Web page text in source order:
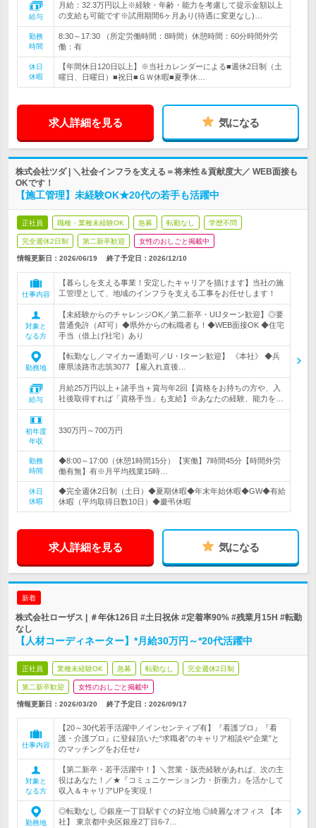
給与
月給：32.3万円以上※経験・年齢・能力を考慮して提示金額以上
の支給も可能です※試用期間6ヶ月あり(待遇に変更なし)…
勤務
時間
8:30～17:30 （所定労働時間：8時間）休憩時間：60分時間外労
働：有
休日
休暇
【年間休日120日以上】※当社カレンダーによる■週休2日制（土
曜日、日曜日）■祝日■ＧＷ休暇■夏季休…
求人詳細を見る 気になる
株式会社ツダ | ＼社会インフラを支える＝将来性＆貢献度大／ WEB面接も
OKです！
【施工管理】未経験OK★20代の若手も活躍中
正社員 職種・業種未経験OK 急募 転勤なし 学歴不問
完全週休2日制 第二新卒歓迎 女性のおしごと掲載中
情報更新日：2026/06/19 終了予定日： 2026/12/10
仕事内容
【暮らしを支える事業！安定したキャリアを描けます】当社の施
工管理として、地域のインフラを支える工事をお任せします！
対象と
なる方
【未経験からのチャレンジOK／第二新卒・UIJターン歓迎】◎要
普通免許（AT可）◆県外からの転職者も！◆WEB面接OK ◆住宅
手当（借上げ社宅）あり
勤務地
【転勤なし／マイカー通勤可／U・Iターン歓迎】 《本社》 ◆兵
庫県淡路市志筑3077 【雇入れ直後…
給与
月給25万円以上＋諸手当＋賞与年2回【資格をお持ちの方や、入
社後取得すれば「資格手当」も支給】※あなたの経験、能力を…
初年度
年収
330万円～700万円
勤務
時間
◆8:00～17:00（休憩1時間15分）【実働】7時間45分【時間外労
働有無】有※月平均残業15時…
休日
休暇
◆完全週休2日制（土日）◆夏期休暇◆年末年始休暇◆GW◆有給
休暇（平均取得日数10日）◆慶弔休暇
求人詳細を見る 気になる
新着
株式会社ローザス | ＃年休126日 #土日祝休 #定着率90% #残業月15H #転勤
なし
【人材コーディネーター】*月給30万円～*20代活躍中
正社員 業種未経験OK 急募 転勤なし 完全週休2日制
第二新卒歓迎 女性のおしごと掲載中
情報更新日：2026/03/20 終了予定日： 2026/09/17
仕事内容
【20～30代若手活躍中／インセンティブ有】『看護プロ』『看
護・介護プロ』に登録頂いた“求職者”のキャリア相談や“企業”と
のマッチングをお任せ♪
対象と
なる方
【第二新卒・若手活躍中！】＼営業・販売経験があれば、次の主
役はあなた！／★『コミュニケーション力・折衝力』を活かして
収入＆キャリアUPを実現！
勤務地
◎転勤なし ◎銀座一丁目駅すぐの好立地 ◎綺麗なオフィス 【本
社】 東京都中央区銀座2丁目6-7…